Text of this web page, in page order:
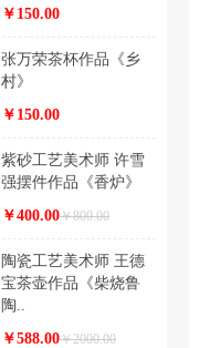
￥150.00
张万荣茶杯作品《乡
村》
￥150.00
紫砂工艺美术师 许雪
强摆件作品《香炉》
￥400.00￥800.00
陶瓷工艺美术师 王德
宝茶壶作品《柴烧鲁
陶..
￥588.00￥2000.00